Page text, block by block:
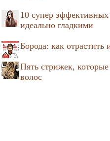
10 супер эффективных
идеально гладкими
Борода: как отрастить
Пять стрижек,
волос